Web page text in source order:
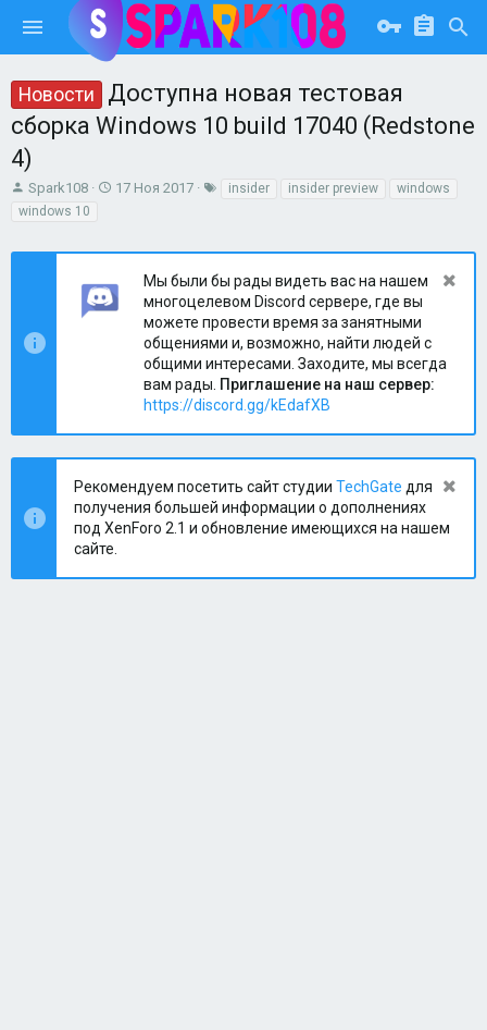
Новости
Доступна новая тестовая
сборка Windows 10 build 17040 (Redstone
4)
А
в
ы
Spark108
Д
а
17 Ноя 2017 insider insider preview
windows
windows 10
Мы были бы рады видеть вас на нашем
многоцелевом Discord сервере, где вы
можете провести время за занятными
общениями и, возможно, найти людей с
общими интересами. Заходите, мы всегда
вам рады. Приглашение на наш сервер:
https://discord.gg/kEdafXB
Рекомендуем посетить сайт студии TechGate для
получения большей информации о дополнениях
под XenForo 2.1 и обновление имеющихся на нашем
сайте.